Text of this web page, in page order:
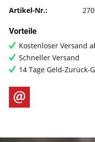
Artikel-Nr.:
Vorteile
Kostenloser Versand
Schneller Versand
14 Tage Geld-Zurück-